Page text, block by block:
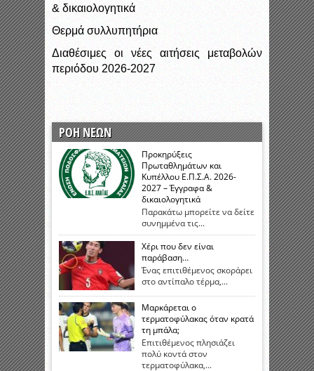
& δικαιολογητικά
Θερμά συλλυπητήρια
Διαθέσιμες οι νέες αιτήσεις μεταβολών
περιόδου 2026-2027
ΡΟΗ ΝΕΩΝ
Προκηρύξεις
Πρωταθλημάτων και
Κυπέλλου Ε.Π.Σ.Α. 2026-
2027 – Έγγραφα &
δικαιολογητικά
Παρακάτω μπορείτε να δείτε
συνημμένα τις...
Χέρι που δεν είναι
παράβαση…
Ένας επιτιθέμενος σκοράρει
στο αντίπαλο τέρμα,...
Μαρκάρεται ο
τερματοφύλακας όταν κρατά
τη μπάλα;
Επιτιθέμενος πλησιάζει
πολύ κοντά στον
τερματοφύλακα,...